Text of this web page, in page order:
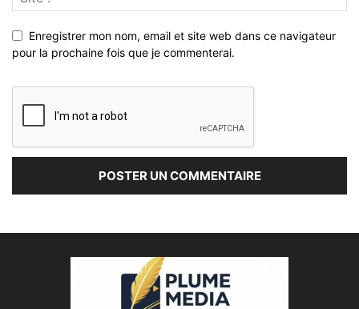
Enregistrer mon nom, email et site web dans ce navigateur
pour la prochaine fois que je commenterai.